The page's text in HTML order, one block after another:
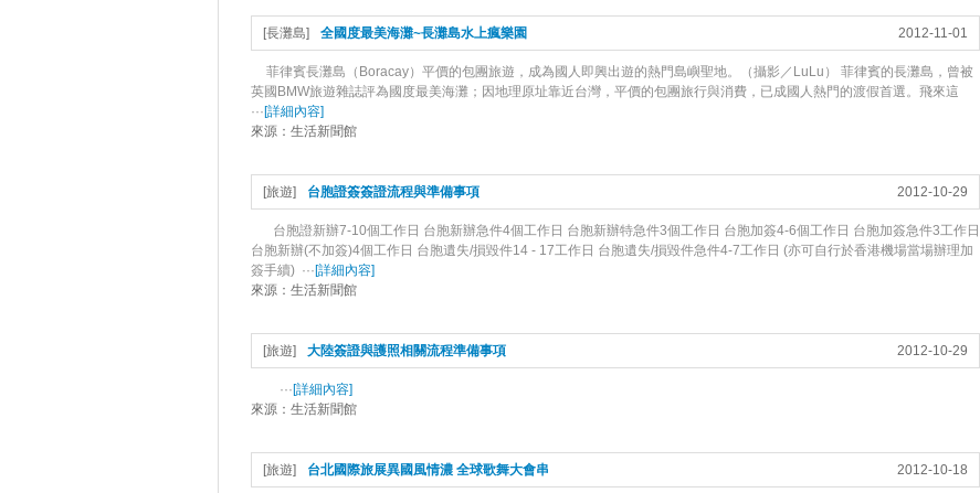
2012-11-01
[長灘島] 全國度最美海灘~長灘島水上瘋樂園
菲律賓長灘島（Boracay）平價的包團旅遊，成為國人即興出遊的熱門島嶼聖地。（攝影／LuLu） 菲律賓的長灘島，曾被
英國BMW旅遊雜誌評為國度最美海灘；因地理原址靠近台灣，平價的包團旅行與消費，已成國人熱門的渡假首選。飛來這
···[詳細內容]
來源： 生活新聞館
2012-10-29
[旅遊] 台胞證簽簽證流程與準備事項
台胞證新辦7-10個工作日 台胞新辦急件4個工作日 台胞新辦特急件3個工作日 台胞加簽4-6個工作日 台胞加簽急件3工作日
台胞新辦(不加簽)4個工作日 台胞遺失/損毀件14 - 17工作日 台胞遺失/損毀件急件4-7工作日 (亦可自行於香港機場當場辦理加
簽手續) ···[詳細內容]
來源： 生活新聞館
2012-10-29
[旅遊] 大陸簽證與護照相關流程準備事項
···[詳細內容]
來源： 生活新聞館
2012-10-18
[旅遊] 台北國際旅展異國風情濃 全球歌舞大會串